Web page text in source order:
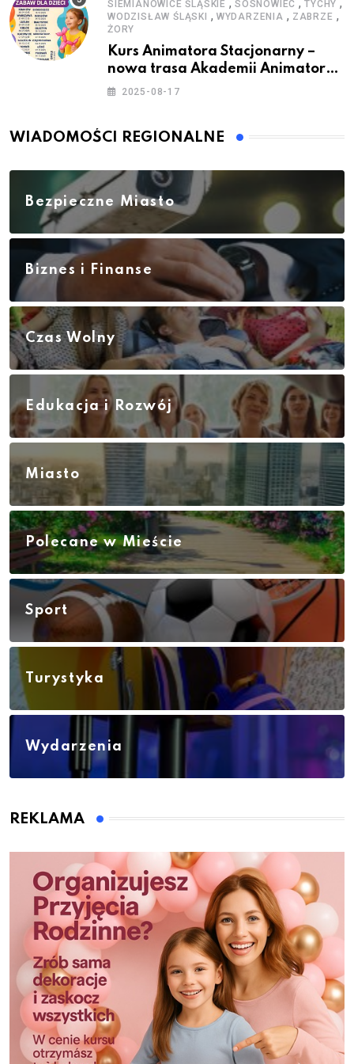
SIEMIANOWICE ŚLĄSKIE SOSNOWIEC TYCHY
WODZISŁAW ŚLĄSKI , WYDARZENIA , ZABRZE ,
ŻORY
Kurs Animatora Stacjonarny –
nowa trasa Akademii Animatora
– jesień 2025
2025-08-17
WIADOMOŚCI REGIONALNE
Bezpieczne Miasto
Biznes i Finanse
Czas Wolny
Edukacja i Rozwój
Miasto
Polecane w Mieście
Sport
Turystyka
Wydarzenia
REKLAMA